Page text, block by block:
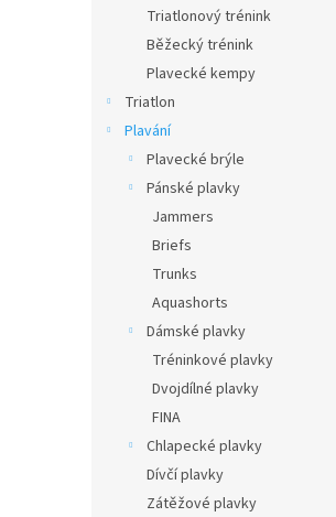
Triatlonový trénink
Běžecký trénink
Plavecké kempy
Triatlon
Plavání
Plavecké brýle
Pánské plavky
Jammers
Briefs
Trunks
Aquashorts
Dámské plavky
Tréninkové plavky
Dvojdílné plavky
FINA
Chlapecké plavky
Dívčí plavky
Zátěžové plavky